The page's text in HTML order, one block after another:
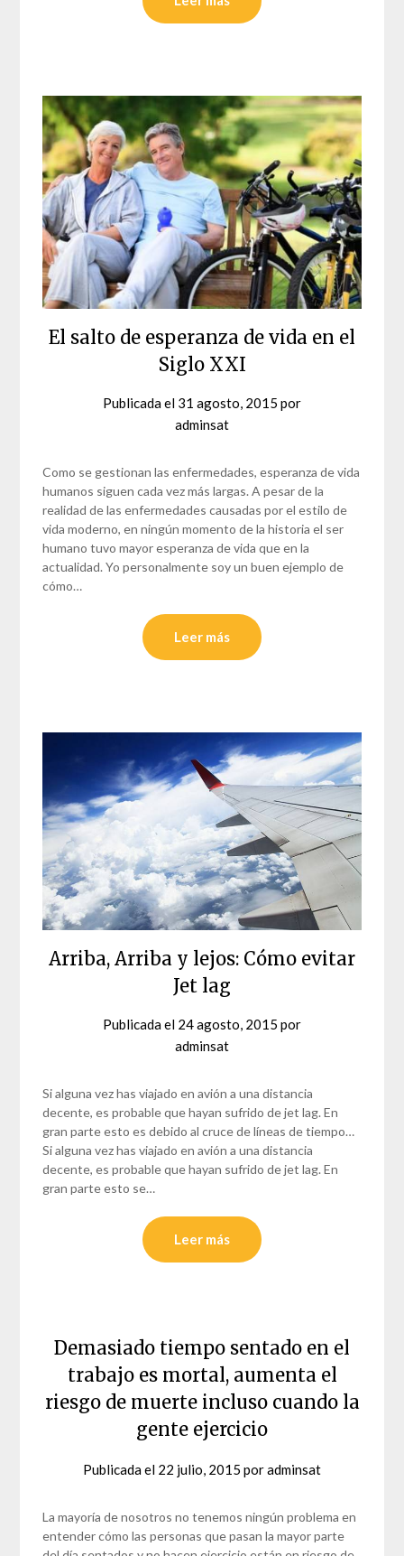
El salto de esperanza de vida en el
Siglo XXI
Publicada el 31 agosto, 2015 por
adminsat
Como se gestionan las enfermedades, esperanza de vida
humanos siguen cada vez más largas. A pesar de la
realidad de las enfermedades causadas por el estilo de
vida moderno, en ningún momento de la historia el ser
humano tuvo mayor esperanza de vida que en la
actualidad. Yo personalmente soy un buen ejemplo de
cómo…
Leer más
Arriba, Arriba y lejos: Cómo evitar
Jet lag
Publicada el 24 agosto, 2015 por
adminsat
Si alguna vez has viajado en avión a una distancia
decente, es probable que hayan sufrido de jet lag. En
gran parte esto es debido al cruce de líneas de tiempo…
Si alguna vez has viajado en avión a una distancia
decente, es probable que hayan sufrido de jet lag. En
gran parte esto se…
Leer más
Demasiado tiempo sentado en el
trabajo es mortal, aumenta el
riesgo de muerte incluso cuando la
gente ejercicio
Publicada el 22 julio, 2015 poradminsat
La mayoría de nosotros no tenemos ningún problema en
entender cómo las personas que pasan la mayor parte